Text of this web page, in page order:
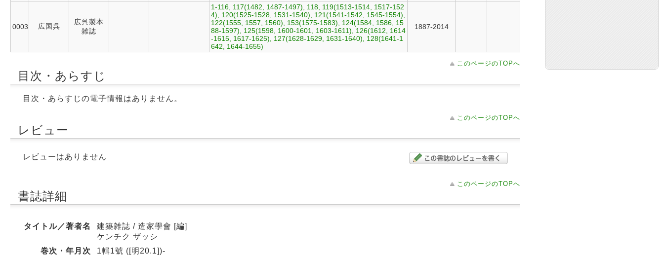
0003 広国呉
広呉製本
雑誌
1-116, 117(1482, 1487-1497), 118, 119(1513-1514, 1517-152
4), 120(1525-1528, 1531-1540), 121(1541-1542, 1545-1554),
122(1555, 1557, 1560), 153(1575-1583), 124(1584, 1586, 15
88-1597), 125(1598, 1600-1601, 1603-1611), 126(1612, 1614
-1615, 1617-1625), 127(1628-1629, 1631-1640), 128(1641-1
642, 1644-1655)
1887-2014
このページのTOPへ
目次・あらすじ
目次・あらすじの電子情報はありません。
このページのTOPへ
レビュー
レビューはありません
このページのTOPへ
書誌詳細
タイトル／著者名
建築雑誌 / 造家學會 [編]
ケンチク ザッシ
巻次・年月次
1輯1號 ([明20.1])-